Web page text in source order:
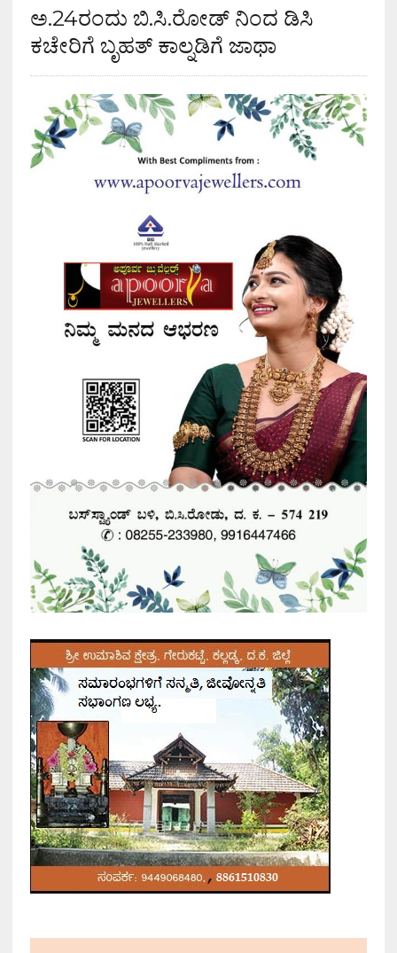
ಅ.24ರಂದು ಬಿ.ಸಿ.ರೋಡ್ ನಿಂದ ಡಿಸಿ
ಕಚೇರಿಗೆ ಬೃಹತ್ ಕಾಲ್ನಡಿಗೆ ಜಾಥಾ